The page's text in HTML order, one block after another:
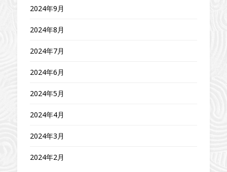
2024年9月
2024年8月
2024年7月
2024年6月
2024年5月
2024年4月
2024年3月
2024年2月